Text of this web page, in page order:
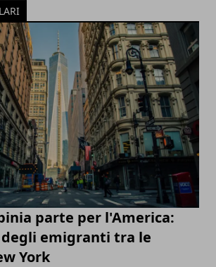
parte per l'America:
emigranti tra le
York